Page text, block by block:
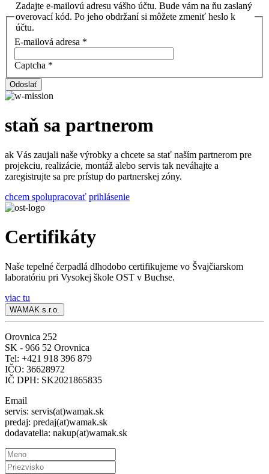
Zadajte e-mailovú adresu vášho účtu. Bude vám na ňu zaslaný
overovací kód. Po jeho obdržaní si môžete zmeniť heslo k
účtu.
E-mailová adresa *
Captcha *
Odoslať
staň sa partnerom
ak Vás zaujali naše výrobky a chcete sa stať naším partnerom pre
projekciu, realizácie, montáž alebo servis tak neváhajte a
zaregistrujte sa pre prístup do partnerskej zóny.
chcem spolupracovať prihlásenie
Certifikáty
Naše tepelné čerpadlá dlhodobo certifikujeme vo Švajčiarskom
laboratóriu pri Vysokej škole OST v Buchse.
viac tu
WAMAK s.r.o.
Orovnica 252
SK - 966 52 Orovnica
Tel: +421 918 396 879
IČO: 36628972
IČ DPH: SK2021865835
Email
servis: servis(at)wamak.sk
predaj: predaj(at)wamak.sk
dodavatelia: nakup(at)wamak.sk